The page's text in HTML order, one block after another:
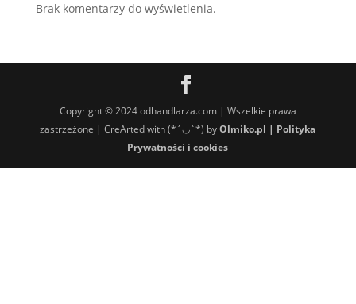
Brak komentarzy do wyświetlenia.
Copyright © 2024 odhandlarza.com | Wszelkie prawa
zastrzeżone | CreArted with (*´◡`*) byOlmiko.pl | Polityka
Prywatności i cookies